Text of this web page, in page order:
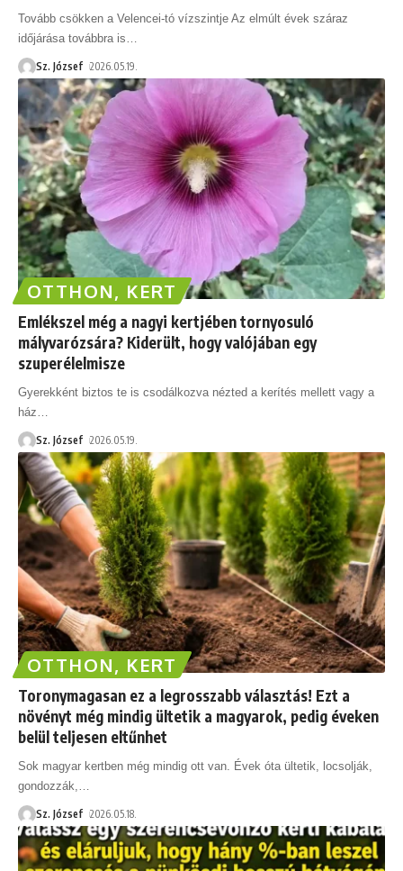
Tovább csökken a Velencei-tó vízszintje Az elmúlt évek száraz
időjárása továbbra is…
Sz. József 2026.05.19.
OTTHON, KERT
Emlékszel még a nagyi kertjében tornyosuló
mályvarózsára? Kiderült, hogy valójában egy
szuperélelmisze
Gyerekként biztos te is csodálkozva nézted a kerítés mellett vagy a
ház
Sz. József 2026.05.19.
OTTHON, KERT
Toronymagasan ez a legrosszabb választás! Ezt a
növényt még mindig ültetik a magyarok, pedig éveken
belül teljesen eltűnhet
Sok magyar kertben még mindig ott van. Évek óta ültetik, locsolják,
gondozzák,
Sz. József 2026.05.18.